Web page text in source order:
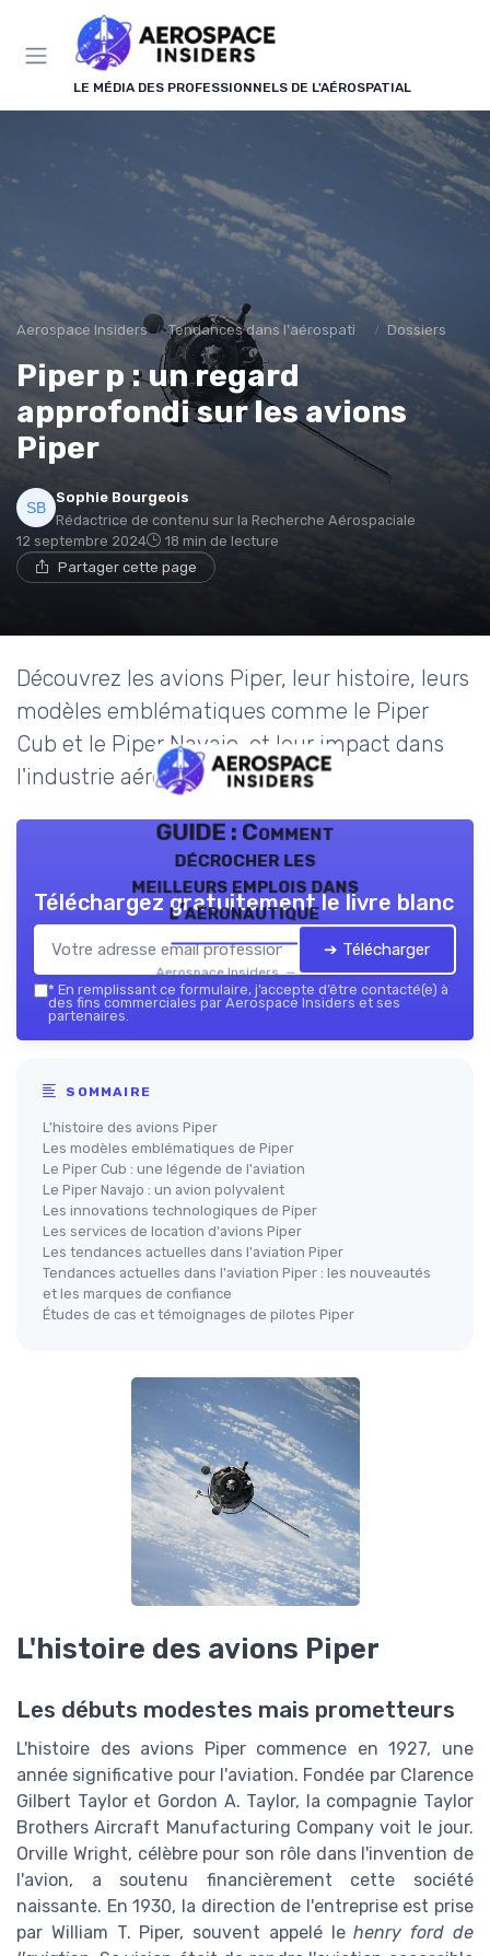
LE MÉDIA DES PROFESSIONNELS DE L'AÉROSPATIAL
Aerospace Insiders Tendances dans l'aérospatial Dossiers
Piper p : un regard
approfondi sur les avions
Piper
Sophie Bourgeois
Rédactrice de contenu sur la Recherche Aérospaciale
12 septembre 2024
18 min de lecture
Partager cette page
Découvrez les avions Piper, leur histoire, leurs
modèles emblématiques comme le Piper
Cub et le Piper Navajo, et leur impact dans
l'industrie aéronautique.
GUIDE : Comment
décrocher les
meilleurs emplois dans
l’aéronautique
Aerospace Insiders — 2026
Téléchargez gratuitement le livre blanc
➔ Télécharger
* En remplissant ce formulaire, j’accepte d’être contacté(e) à
des fins commerciales par Aerospace Insiders et ses
partenaires.
SOMMAIRE
L'histoire des avions Piper
Les modèles emblématiques de Piper
Le Piper Cub : une légende de l'aviation
Le Piper Navajo : un avion polyvalent
Les innovations technologiques de Piper
Les services de location d'avions Piper
Les tendances actuelles dans l'aviation Piper
Tendances actuelles dans l'aviation Piper : les nouveautés
et les marques de confiance
Études de cas et témoignages de pilotes Piper
L'histoire des avions Piper
Les débuts modestes mais prometteurs
L'histoire des avions Piper commence en 1927, une
année significative pour l'aviation. Fondée par Clarence
Gilbert Taylor et Gordon A. Taylor, la compagnie Taylor
Brothers Aircraft Manufacturing Company voit le jour.
Orville Wright, célèbre pour son rôle dans l'invention de
l'avion, a soutenu financièrement cette société
naissante. En 1930, la direction de l'entreprise est prise
par William T. Piper, souvent appelé lehenry ford de
Panneau de gestion des cookies